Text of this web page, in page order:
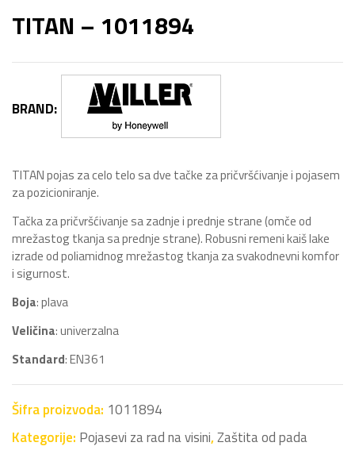
TITAN – 1011894
BRAND:
TITAN pojas za celo telo sa dve tačke za pričvršćivanje i pojasem
za pozicioniranje.
Tačka za pričvršćivanje sa zadnje i prednje strane (omče od
mrežastog tkanja sa prednje strane). Robusni remeni kaiš lake
izrade od poliamidnog mrežastog tkanja za svakodnevni komfor
i sigurnost.
Boja: plava
Veličina: univerzalna
Standard: EN361
Šifra proizvoda: 1011894
Kategorije: Pojasevi za rad na visini,Zaštita od pada